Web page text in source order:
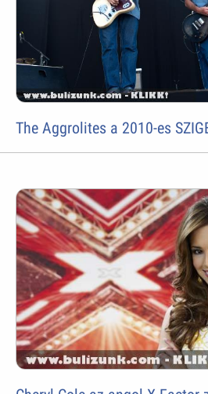
The Aggrolites a 2010-es